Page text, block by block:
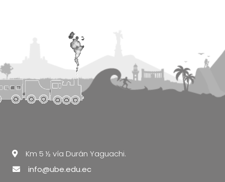
Km 5 ½ vía Durán Yaguachi.
info@ube.edu.ec